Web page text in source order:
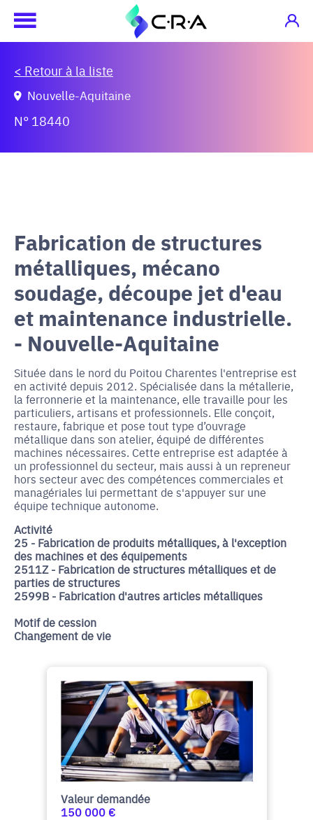
< Retour à la liste
N° 18440
Nouvelle-Aquitaine
Fabrication de structures
métalliques, mécano
soudage, découpe jet d'eau
et maintenance industrielle.
- Nouvelle-Aquitaine
Située dans le nord du Poitou Charentes l'entreprise est
en activité depuis 2012. Spécialisée dans la métallerie,
la ferronnerie et la maintenance, elle travaille pour les
particuliers, artisans et professionnels. Elle conçoit,
restaure, fabrique et pose tout type d’ouvrage
métallique dans son atelier, équipé de différentes
machines nécessaires. Cette entreprise est adaptée à
un professionnel du secteur, mais aussi à un repreneur
hors secteur avec des compétences commerciales et
managériales lui permettant de s'appuyer sur une
équipe technique autonome.
Activité
25 - Fabrication de produits métalliques, à l'exception
des machines et des équipements
2511Z - Fabrication de structures métalliques et de
parties de structures
2599B - Fabrication d'autres articles métalliques
Motif de cession
Changement de vie
Valeur demandée
150 000 €